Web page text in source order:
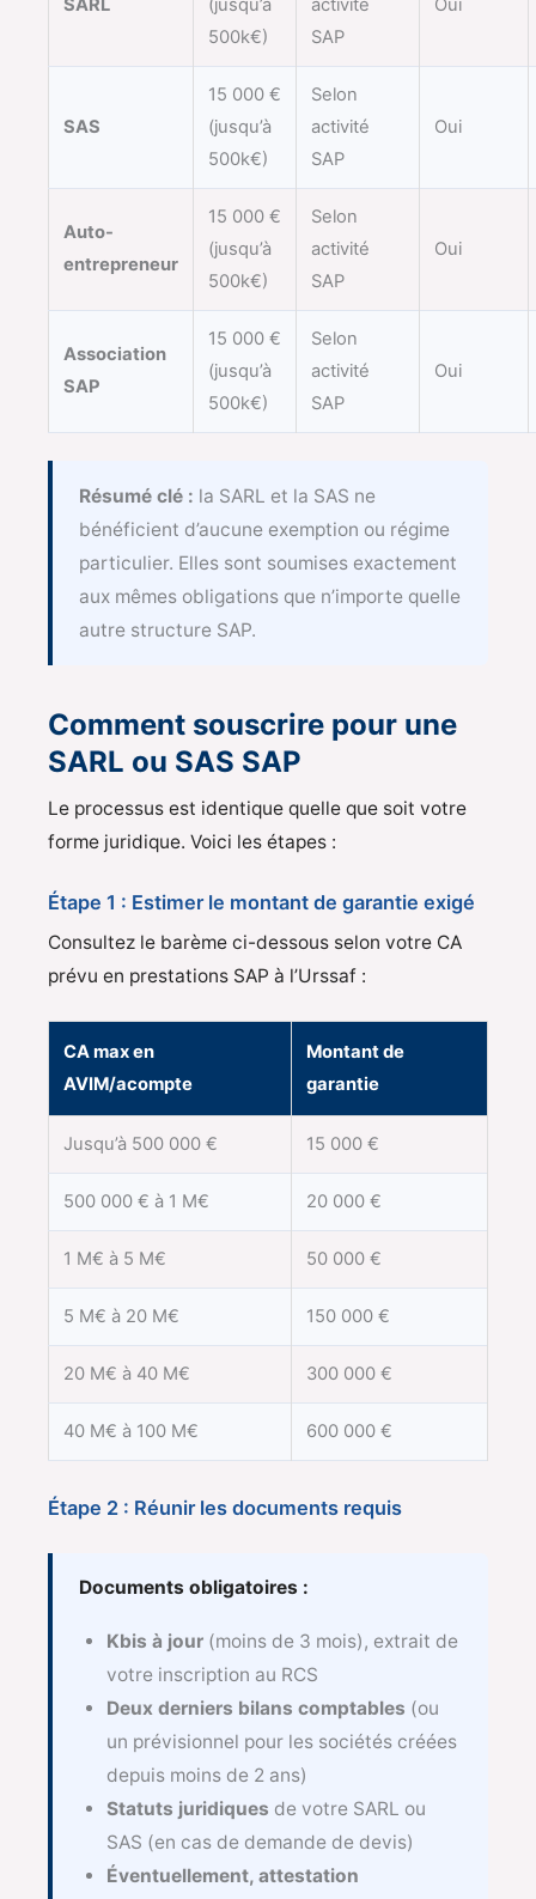
SARL
(jusqu’à
500k€)
activité
SAP
Oui
SAS
15 000 €
(jusqu’à
500k€)
Selon
activité
SAP
Oui
Auto-
entrepreneur
15 000 €
(jusqu’à
500k€)
Selon
activité
SAP
Oui
Association
SAP
15 000 €
(jusqu’à
500k€)
Selon
activité
SAP
Oui
Résumé clé : la SARL et la SAS ne
bénéficient d’aucune exemption ou régime
particulier. Elles sont soumises exactement
aux mêmes obligations que n’importe quelle
autre structure SAP.
Comment souscrire pour une
SARL ou SAS SAP
Le processus est identique quelle que soit votre
forme juridique. Voici les étapes :
Étape 1 : Estimer le montant de garantie exigé
Consultez le barème ci-dessous selon votre CA
prévu en prestations SAP à l’Urssaf :
CA max en
AVIM/acompte
Montant de
garantie
Jusqu’à 500 000 € 15 000 €
500 000 € à 1 M€ 20 000 €
1 M€ à 5 M€ 50 000 €
5 M€ à 20 M€ 150 000 €
20 M€ à 40 M€ 300 000 €
40 M€ à 100 M€ 600 000 €
Étape 2 : Réunir les documents requis
Documents obligatoires :
Kbis à jour(moins de 3 mois), extrait de
votre inscription au RCS
Deux derniers bilans comptables (ou
un prévisionnel pour les sociétés créées
depuis moins de 2 ans)
Statuts juridiques de votre SARL ou
SAS (en cas de demande de devis)
Éventuellement, attestation